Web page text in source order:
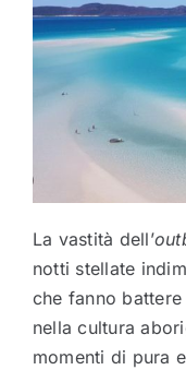
La vastità dell’
notti stellate
che fanno
nella cultura
momenti di pura